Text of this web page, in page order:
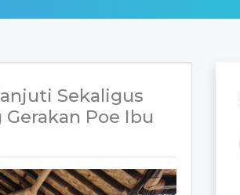
Sekaligus
Poe Ibu